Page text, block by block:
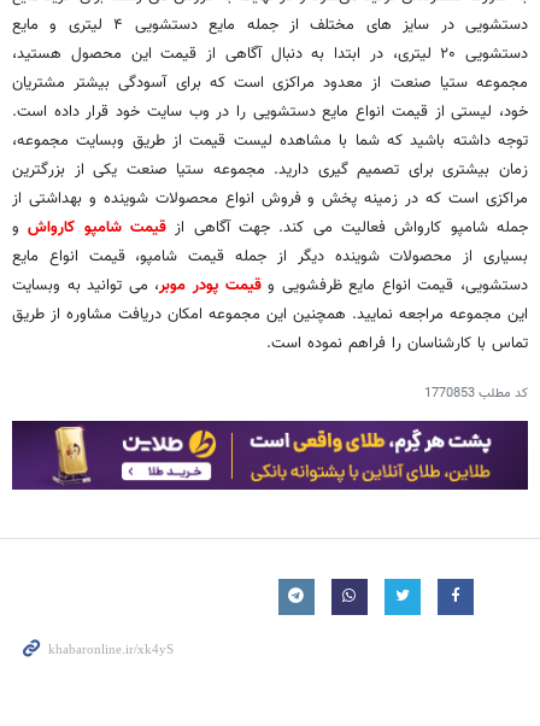
دستشویی در سایز های مختلف از جمله مایع دستشویی ۴ لیتری و مایع
دستشویی ۲۰ لیتری، در ابتدا به دنبال آگاهی از قیمت این محصول هستید،
مجموعه ستیا صنعت از معدود مراکزی است که برای آسودگی بیشتر مشتریان
خود، لیستی از قیمت انواع مایع دستشویی را در وب سایت خود قرار داده است.
توجه داشته باشید که شما با مشاهده لیست قیمت از طریق وبسایت مجموعه،
زمان بیشتری برای تصمیم گیری دارید. مجموعه ستیا صنعت یکی از بزرگترین
مراکزی است که در زمینه پخش و فروش انواع محصولات شوینده و بهداشتی از
جمله شامپو کارواش فعالیت می کند. جهت آگاهی از قیمت شامپو کارواشو
بسیاری از محصولات شوینده دیگر از جمله قیمت شامپو، قیمت انواع مایع
دستشویی، قیمت انواع مایع ظرفشویی وقیمت پودر موبر، می توانید به وبسایت
این مجموعه مراجعه نمایید. همچنین این مجموعه امکان دریافت مشاوره از طریق
تماس با کارشناسان را فراهم نموده است.
کد مطلب1770853